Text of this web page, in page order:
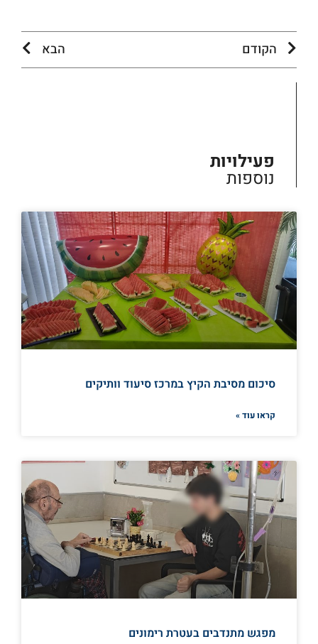
הקודם הבא
פעילויות
נוספות
סיכום מסיבת הקיץ במרכז סיעוד וותיקים
קראו עוד »
מפגש מתנדבים בעטרת רימונים